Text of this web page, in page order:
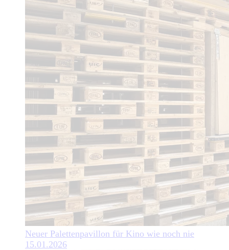
Neuer Palettenpavillon für Kino wie noch nie
15.01.2026